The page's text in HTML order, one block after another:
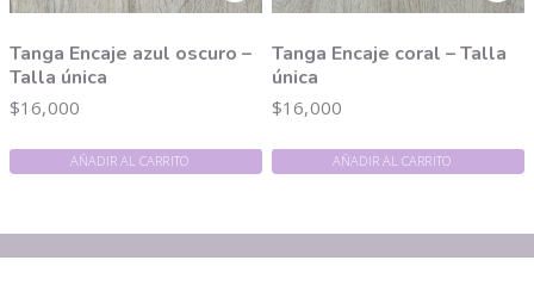
Tanga Encaje azul oscuro –
Talla única
$16,000
AÑADIR AL CARRITO
Tanga Encaje coral – Talla
única
$16,000
AÑADIR AL CARRITO